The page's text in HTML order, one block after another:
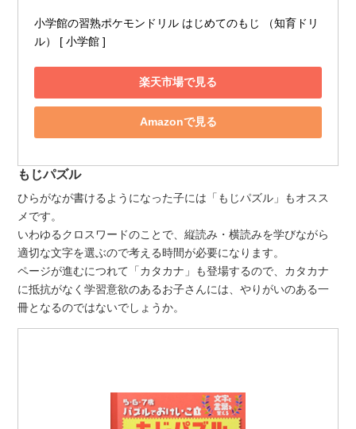
小学館の習熟ポケモンドリル はじめてのもじ （知育ドリ
ル） [ 小学館 ]
楽天市場で見る
Amazonで見る
もじパズル
ひらがなが書けるようになった子には「もじパズル」もオスス
メです。
いわゆるクロスワードのことで、縦読み・横読みを学びながら
適切な文字を選ぶので考える時間が必要になります。
ページが進むにつれて「カタカナ」も登場するので、カタカナ
に抵抗がなく学習意欲のあるお子さんには、やりがいのある一
冊となるのではないでしょうか。